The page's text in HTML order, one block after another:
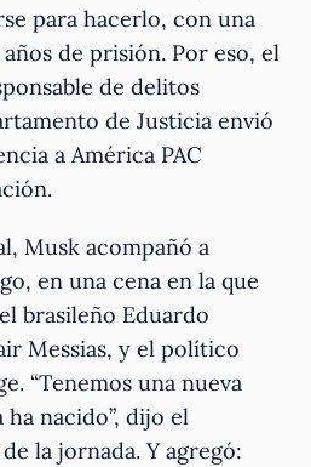
para hacerlo, con una
de prisión. Por eso, el
de delitos
de Justicia envió
a América PAC
Musk acompañó a
en una cena en la que
brasileño Eduardo
Messias, y el político
“Tenemos una nueva
nacido”, dijo el
la jornada. Y agregó: